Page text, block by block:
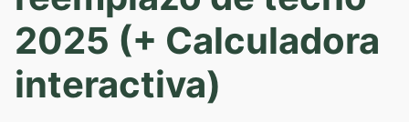
2025 (+ Calculadora
interactiva)